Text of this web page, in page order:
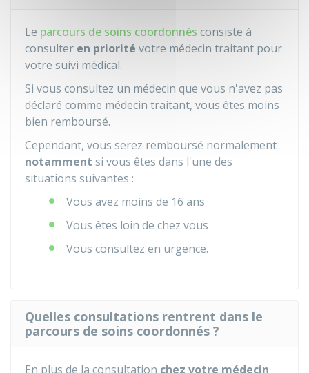
Le parcours de soins coordonnés consiste à
consulter en priorité votre médecin traitant pour
votre suivi médical.
Si vous consultez un médecin que vous n'avez pas
déclaré comme médecin traitant, vous êtes moins
bien remboursé.
Cependant, vous serez remboursé normalement
notamment si vous êtes dans l'une des
situations suivantes :
Vous avez moins de 16 ans
Vous êtes loin de chez vous
Vous consultez en urgence.
Quelles consultations rentrent dans le
parcours de soins coordonnés ?
En plus de la consultation chez votre médecin